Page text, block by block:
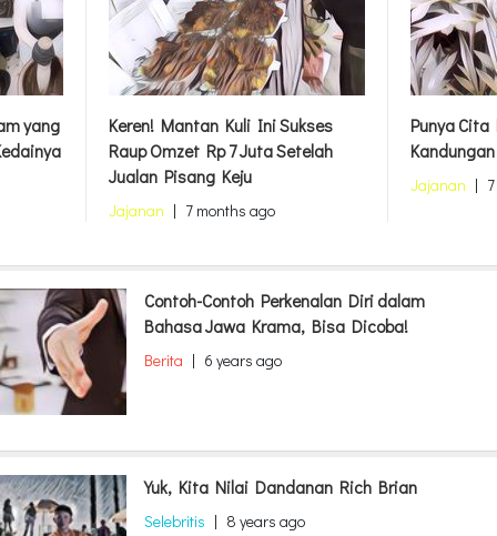
yang
Keren! Mantan Kuli Ini Sukses
Raup Omzet Rp 7 Juta Setelah
Jualan Pisang Keju
Jajanan | 7 months ago
Punya
Jajanan |
Contoh-Contoh Perkenalan Diri dalam
Bahasa Jawa Krama, Bisa Dicoba!
Berita | 6 years ago
Yuk, Kita Nilai Dandanan Rich Brian
Selebritis | 8 years ago